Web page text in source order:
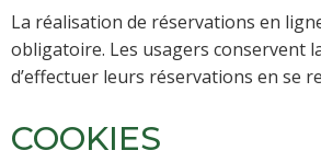
La réalisation de réservations en
obligatoire. Les usagers conservent
d’effectuer leurs réservations en se
COOKIES